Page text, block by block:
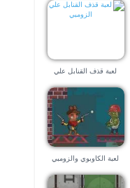
لعبة قذف القنابل علي
لعبة الكاوبوي والزومبي